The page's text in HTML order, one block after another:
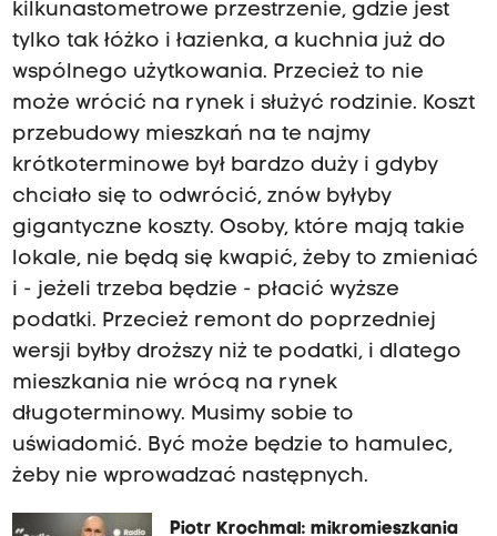
kilkunastometrowe przestrzenie, gdzie jest
tylko tak łóżko i łazienka, a kuchnia już do
wspólnego użytkowania. Przecież to nie
może wrócić na rynek i służyć rodzinie. Koszt
przebudowy mieszkań na te najmy
krótkoterminowe był bardzo duży i gdyby
chciało się to odwrócić, znów byłyby
gigantyczne koszty. Osoby, które mają takie
lokale, nie będą się kwapić, żeby to zmieniać
i - jeżeli trzeba będzie - płacić wyższe
podatki. Przecież remont do poprzedniej
wersji byłby droższy niż te podatki, i dlatego
mieszkania nie wrócą na rynek
długoterminowy. Musimy sobie to
uświadomić. Być może będzie to hamulec,
żeby nie wprowadzać następnych.
Piotr Krochmal: mikromieszkania